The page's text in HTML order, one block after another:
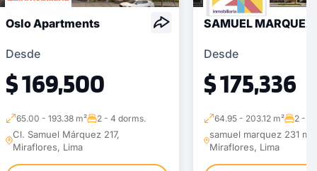
Oslo Apartments
Desde
$ 169,500
65.00 - 193.38 m² 2 - 4 dorms.
Cl. Samuel Márquez 217,
Miraflores, Lima
SAMUEL MARQUEZ
Desde
$ 175,336
64.95 - 203.12 m² 2 - 3
samuel marquez 231
Miraflores, Lima